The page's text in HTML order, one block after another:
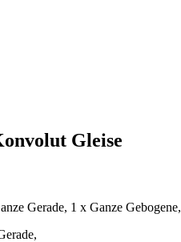
Gleise
Gerade, 1 x Ganze Gebogene,